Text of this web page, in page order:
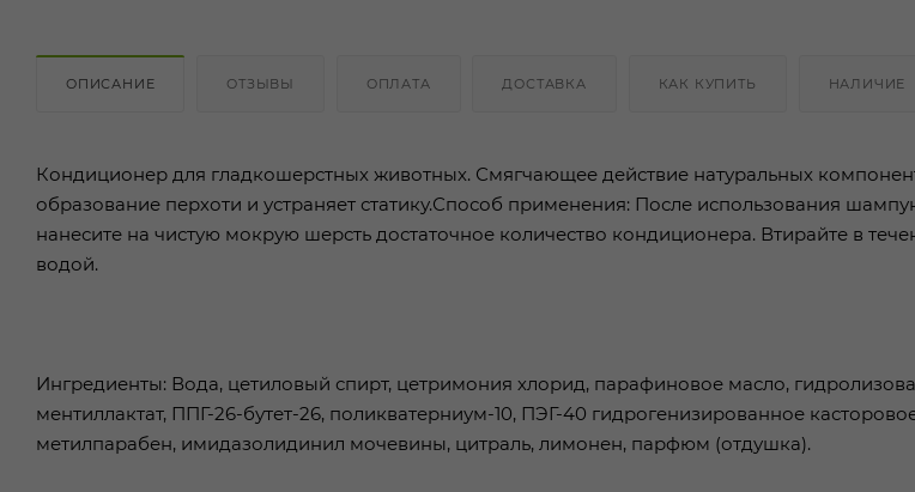
ОПИСАНИЕ ОТЗЫВЫ ОПЛАТА ДОСТАВКА КАК КУПИТЬ НАЛИЧИЕ
Кондиционер для гладкошерстных животных. Смягчающее действие натуральных
образование перхоти и устраняет статику.Способ применения: После использования
нанесите на чистую мокрую шерсть достаточное количество кондиционера. Втирайте в
водой.
Ингредиенты: Вода, цетиловый спирт, цетримония хлорид, парафиновое масло,
ментиллактат, ППГ-26-бутет-26, поликватерниум-10, ПЭГ-40 гидрогенизированное
метилпарабен, имидазолидинил мочевины, цитраль, лимонен, парфюм (отдушка).